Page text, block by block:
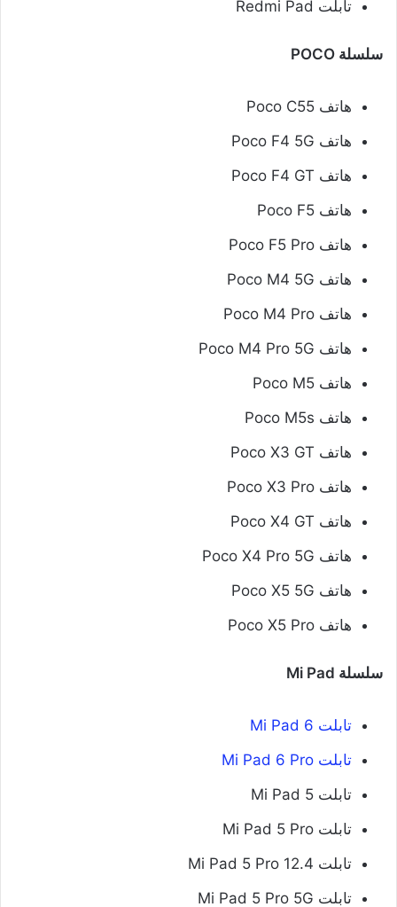
تابلت Redmi Pad
سلسلة POCO
هاتف Poco C55
هاتف Poco F4 5G
هاتف Poco F4 GT
هاتف Poco F5
هاتف Poco F5 Pro
هاتف Poco M4 5G
هاتف Poco M4 Pro
هاتف Poco M4 Pro 5G
هاتف Poco M5
هاتف Poco M5s
هاتف Poco X3 GT
هاتف Poco X3 Pro
هاتف Poco X4 GT
هاتف Poco X4 Pro 5G
هاتف Poco X5 5G
هاتف Poco X5 Pro
سلسلة Mi Pad
تابلت Mi Pad 6
تابلت Mi Pad 6 Pro
تابلت Mi Pad 5
تابلت Mi Pad 5 Pro
تابلت Mi Pad 5 Pro 12.4
تابلت Mi Pad 5 Pro 5G